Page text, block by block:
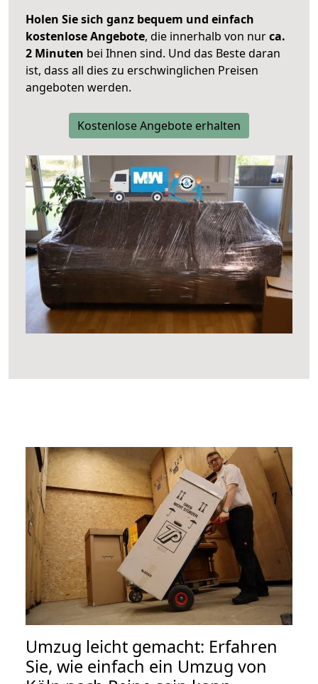
Holen Sie sich ganz bequem und einfach
kostenlose Angebote, die innerhalb von nurca.
2 Minuten bei Ihnen sind. Und das Beste daran
ist, dass all dies zu erschwinglichen Preisen
angeboten werden.
Kostenlose Angebote erhalten
Umzug leicht gemacht: Erfahren
Sie, wie einfach ein Umzug von